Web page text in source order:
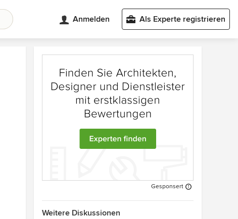
Anmelden Als Experte registrieren
Gesponsert
Weitere Diskussionen